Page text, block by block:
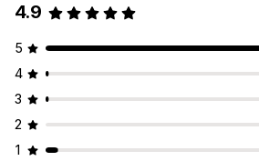
4.9
5
4
3
2
1